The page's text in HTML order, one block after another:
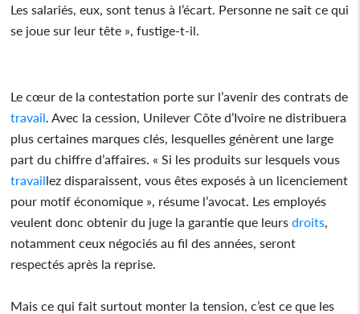
Les salariés, eux, sont tenus à l’écart. Personne ne sait ce qui
se joue sur leur tête », fustige-t-il.
Le cœur de la contestation porte sur l’avenir des contrats de
travail. Avec la cession, Unilever Côte d’Ivoire ne distribuera
plus certaines marques clés, lesquelles génèrent une large
part du chiffre d’affaires. « Si les produits sur lesquels vous
travaillez disparaissent, vous êtes exposés à un licenciement
pour motif économique », résume l’avocat. Les employés
veulent donc obtenir du juge la garantie que leurs droits,
notamment ceux négociés au fil des années, seront
respectés après la reprise.
Mais ce qui fait surtout monter la tension, c’est ce que les